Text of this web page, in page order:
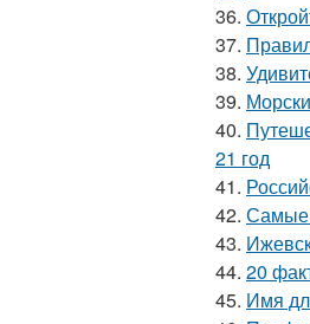
36.
37.
38.
39.
40.
21 год
41.
42. Самые
43.
44. 20
45. Имя